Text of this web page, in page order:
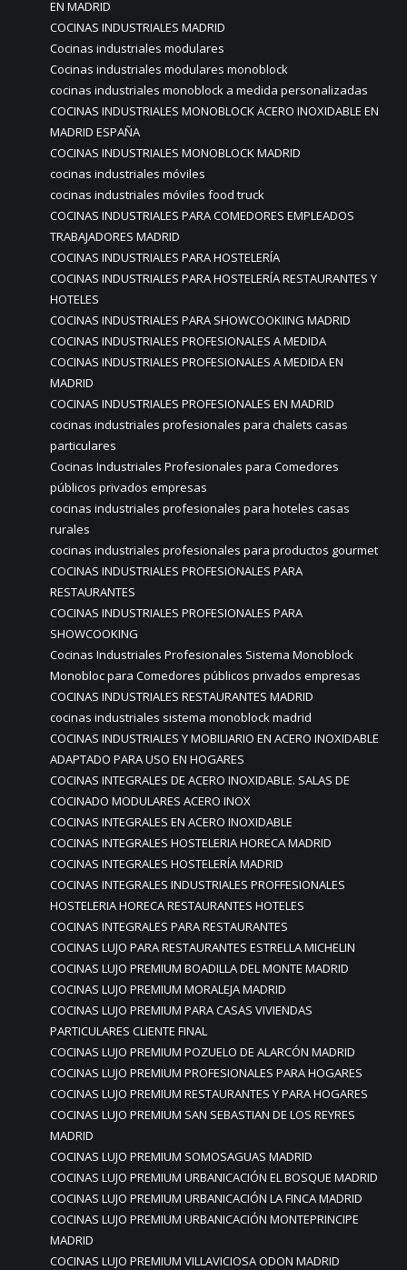
EN MADRID
COCINAS INDUSTRIALES MADRID
Cocinas industriales modulares
Cocinas industriales modulares monoblock
cocinas industriales monoblock a medida personalizadas
COCINAS INDUSTRIALES MONOBLOCK ACERO INOXIDABLE EN
MADRID ESPAÑA
COCINAS INDUSTRIALES MONOBLOCK MADRID
cocinas industriales móviles
cocinas industriales móviles food truck
COCINAS INDUSTRIALES PARA COMEDORES EMPLEADOS
TRABAJADORES MADRID
COCINAS INDUSTRIALES PARA HOSTELERÍA
COCINAS INDUSTRIALES PARA HOSTELERÍA RESTAURANTES Y
HOTELES
COCINAS INDUSTRIALES PARA SHOWCOOKIING MADRID
COCINAS INDUSTRIALES PROFESIONALES A MEDIDA
COCINAS INDUSTRIALES PROFESIONALES A MEDIDA EN
MADRID
COCINAS INDUSTRIALES PROFESIONALES EN MADRID
cocinas industriales profesionales para chalets casas
particulares
Cocinas Industriales Profesionales para Comedores
públicos privados empresas
cocinas industriales profesionales para hoteles casas
rurales
cocinas industriales profesionales para productos gourmet
COCINAS INDUSTRIALES PROFESIONALES PARA
RESTAURANTES
COCINAS INDUSTRIALES PROFESIONALES PARA
SHOWCOOKING
Cocinas Industriales Profesionales Sistema Monoblock
Monobloc para Comedores públicos privados empresas
COCINAS INDUSTRIALES RESTAURANTES MADRID
cocinas industriales sistema monoblock madrid
COCINAS INDUSTRIALES Y MOBILIARIO EN ACERO INOXIDABLE
ADAPTADO PARA USO EN HOGARES
COCINAS INTEGRALES DE ACERO INOXIDABLE. SALAS DE
COCINADO MODULARES ACERO INOX
COCINAS INTEGRALES EN ACERO INOXIDABLE
COCINAS INTEGRALES HOSTELERIA HORECA MADRID
COCINAS INTEGRALES HOSTELERÍA MADRID
COCINAS INTEGRALES INDUSTRIALES PROFFESIONALES
HOSTELERIA HORECA RESTAURANTES HOTELES
COCINAS INTEGRALES PARA RESTAURANTES
COCINAS LUJO PARA RESTAURANTES ESTRELLA MICHELIN
COCINAS LUJO PREMIUM BOADILLA DEL MONTE MADRID
COCINAS LUJO PREMIUM MORALEJA MADRID
COCINAS LUJO PREMIUM PARA CASAS VIVIENDAS
PARTICULARES CLIENTE FINAL
COCINAS LUJO PREMIUM POZUELO DE ALARCÓN MADRID
COCINAS LUJO PREMIUM PROFESIONALES PARA HOGARES
COCINAS LUJO PREMIUM RESTAURANTES Y PARA HOGARES
COCINAS LUJO PREMIUM SAN SEBASTIAN DE LOS REYRES
MADRID
COCINAS LUJO PREMIUM SOMOSAGUAS MADRID
COCINAS LUJO PREMIUM URBANICACIÓN EL BOSQUE MADRID
COCINAS LUJO PREMIUM URBANICACIÓN LA FINCA MADRID
COCINAS LUJO PREMIUM URBANICACIÓN MONTEPRINCIPE
MADRID
COCINAS LUJO PREMIUM VILLAVICIOSA ODON MADRID